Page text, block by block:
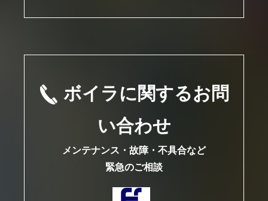
ボイラに関するお問
い合わせ
メンテナンス・故障・不具合など
緊急のご相談